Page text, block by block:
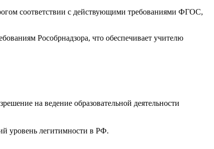
соответствии с действующими требованиями ФГОС,
Рособрнадзора, что обеспечивает учителю
на ведение образовательной деятельности
уровень легитимности в РФ.